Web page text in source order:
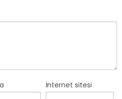
İnternet sitesi